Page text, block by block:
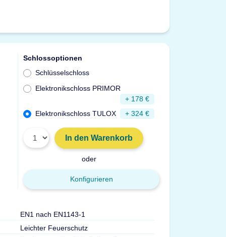
Schlossoptionen
Schlüsselschloss
Elektronikschloss PRIMOR
+ 178 €
Elektronikschloss TULOX
+ 324 €
In den Warenkorb
oder
Konfigurieren
EN1 nach EN1143-1
Leichter Feuerschutz